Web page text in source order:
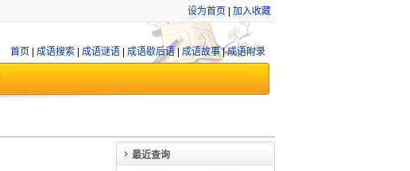
设为首页 加入收藏
首页 成语搜索| 成语谜语| 成语歇后语| 成语故事|成语附录
最近查询